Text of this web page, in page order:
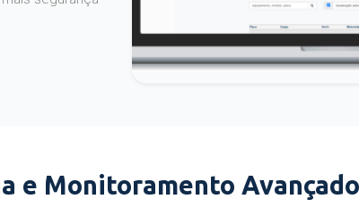
e Monitoramento Avançado